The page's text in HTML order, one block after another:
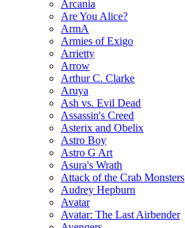
Arcania
Are You Alice?
ArmA
Armies of Exigo
Arrietty
Arrow
Arthur C. Clarke
Aruya
Ash vs. Evil Dead
Assassin's Creed
Asterix and Obelix
Astro Boy
Astro G Art
Asura's Wrath
Attack of the Crab Monsters
Audrey Hepburn
Avatar
Avatar: The Last Airbender